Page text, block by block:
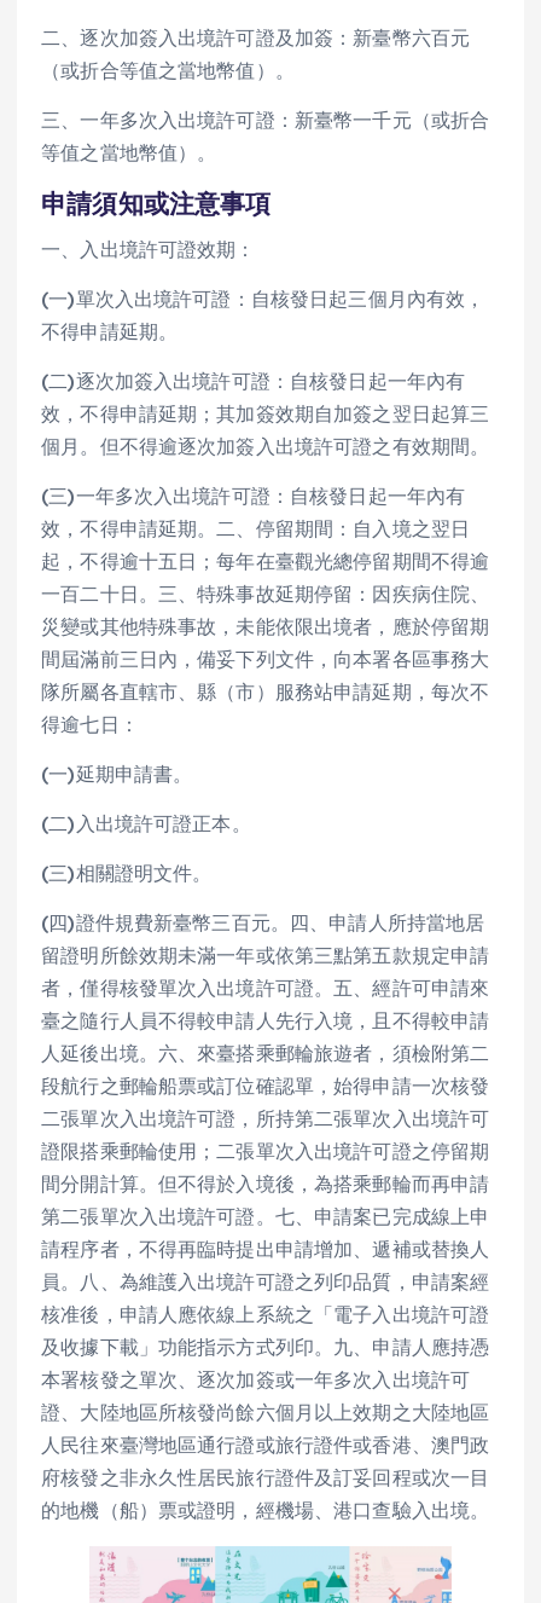
二、逐次加簽入出境許可證及加簽：新臺幣六百元
（或折合等值之當地幣值）。
三、一年多次入出境許可證：新臺幣一千元（或折合
等值之當地幣值）。
申請須知或注意事項
一、入出境許可證效期：
(一)單次入出境許可證：自核發日起三個月內有效，
不得申請延期。
(二)逐次加簽入出境許可證：自核發日起一年內有
效，不得申請延期；其加簽效期自加簽之翌日起算三
個月。但不得逾逐次加簽入出境許可證之有效期間。
(三)一年多次入出境許可證：自核發日起一年內有
效，不得申請延期。二、停留期間：自入境之翌日
起，不得逾十五日；每年在臺觀光總停留期間不得逾
一百二十日。三、特殊事故延期停留：因疾病住院、
災變或其他特殊事故，未能依限出境者，應於停留期
間屆滿前三日內，備妥下列文件，向本署各區事務大
隊所屬各直轄市、縣（市）服務站申請延期，每次不
得逾七日：
(一)延期申請書。
(二)入出境許可證正本。
(三)相關證明文件。
(四)證件規費新臺幣三百元。四、申請人所持當地居
留證明所餘效期未滿一年或依第三點第五款規定申請
者，僅得核發單次入出境許可證。五、經許可申請來
臺之隨行人員不得較申請人先行入境，且不得較申請
人延後出境。六、來臺搭乘郵輪旅遊者，須檢附第二
段航行之郵輪船票或訂位確認單，始得申請一次核發
二張單次入出境許可證，所持第二張單次入出境許可
證限搭乘郵輪使用；二張單次入出境許可證之停留期
間分開計算。但不得於入境後，為搭乘郵輪而再申請
第二張單次入出境許可證。七、申請案已完成線上申
請程序者，不得再臨時提出申請增加、遞補或替換人
員。八、為維護入出境許可證之列印品質，申請案經
核准後，申請人應依線上系統之「電子入出境許可證
及收據下載」功能指示方式列印。九、申請人應持憑
本署核發之單次、逐次加簽或一年多次入出境許可
證、大陸地區所核發尚餘六個月以上效期之大陸地區
人民往來臺灣地區通行證或旅行證件或香港、澳門政
府核發之非永久性居民旅行證件及訂妥回程或次一目
的地機（船）票或證明，經機場、港口查驗入出境。